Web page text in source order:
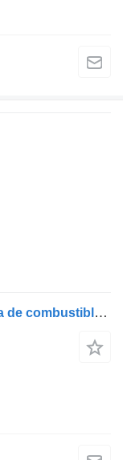
A 906 470 00 05 otra pieza del sistema de combustible para Mercedes-Benz SPRINTER camión